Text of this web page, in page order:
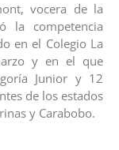
vocera de la
la competencia
en el Colegio La
y en el que
Junior y 12
de los estados
y Carabobo.